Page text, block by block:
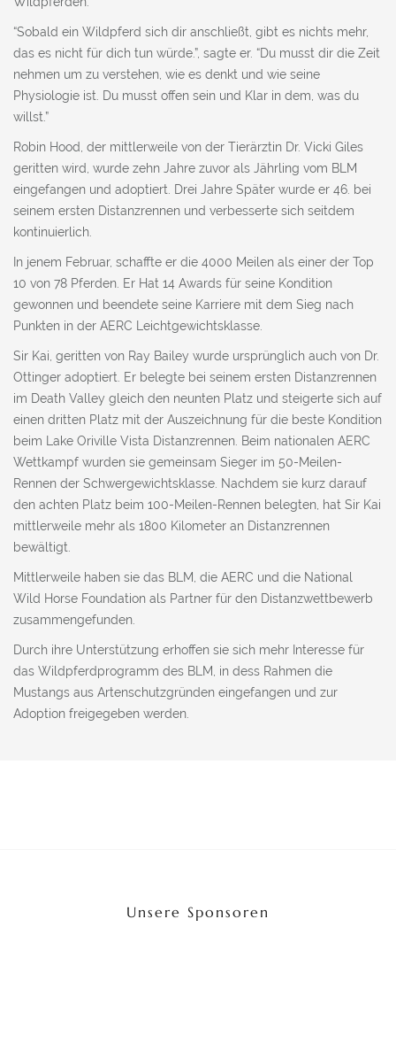
“Sobald ein Wildpferd sich dir anschließt, gibt es nichts mehr,
das es nicht für dich tun würde.”, sagte er. “Du musst dir die Zeit
nehmen um zu verstehen, wie es denkt und wie seine
Physiologie ist. Du musst offen sein und Klar in dem, was du
willst.”
Robin Hood, der mittlerweile von der Tierärztin Dr. Vicki Giles
geritten wird, wurde zehn Jahre zuvor als Jährling vom BLM
eingefangen und adoptiert. Drei Jahre Später wurde er 46. bei
seinem ersten Distanzrennen und verbesserte sich seitdem
kontinuierlich.
In jenem Februar, schaffte er die 4000 Meilen als einer der Top
10 von 78 Pferden. Er Hat 14 Awards für seine Kondition
gewonnen und beendete seine Karriere mit dem Sieg nach
Punkten in der AERC Leichtgewichtsklasse.
Sir Kai, geritten von Ray Bailey wurde ursprünglich auch von Dr.
Ottinger adoptiert. Er belegte bei seinem ersten Distanzrennen
im Death Valley gleich den neunten Platz und steigerte sich auf
einen dritten Platz mit der Auszeichnung für die beste Kondition
beim Lake Oriville Vista Distanzrennen. Beim nationalen AERC
Wettkampf wurden sie gemeinsam Sieger im 50-Meilen-
Rennen der Schwergewichtsklasse. Nachdem sie kurz darauf
den achten Platz beim 100-Meilen-Rennen belegten, hat Sir Kai
mittlerweile mehr als 1800 Kilometer an Distanzrennen
bewältigt.
Mittlerweile haben sie das BLM, die AERC und die National
Wild Horse Foundation als Partner für den Distanzwettbewerb
zusammengefunden.
Durch ihre Unterstützung erhoffen sie sich mehr Interesse für
das Wildpferdprogramm des BLM, in dess Rahmen die
Mustangs aus Artenschutzgründen eingefangen und zur
Adoption freigegeben werden.
Unsere Sponsoren